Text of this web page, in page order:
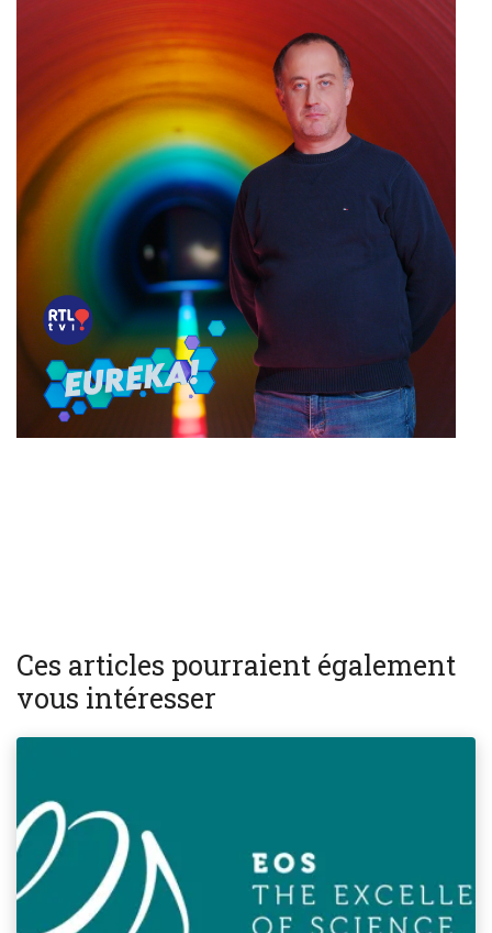
Ces articles pourraient également
vous intéresser